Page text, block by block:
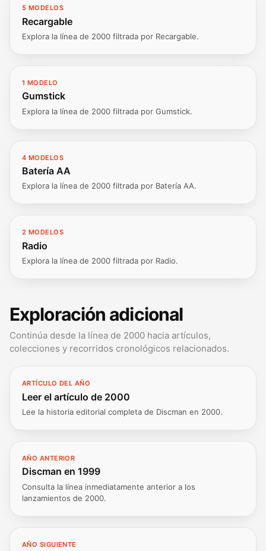
5 MODELOS
Recargable
Explora la línea de 2000 filtrada por Recargable.
1 MODELO
Gumstick
Explora la línea de 2000 filtrada por Gumstick.
4 MODELOS
Batería AA
Explora la línea de 2000 filtrada por Batería AA.
2 MODELOS
Radio
Explora la línea de 2000 filtrada por Radio.
Exploración adicional
Continúa desde la línea de 2000 hacia artículos,
colecciones y recorridos cronológicos relacionados.
ARTÍCULO DEL AÑO
Leer el artículo de 2000
Lee la historia editorial completa de Discman en 2000.
AÑO ANTERIOR
Discman en 1999
Consulta la línea inmediatamente anterior a los
lanzamientos de 2000.
AÑO SIGUIENTE